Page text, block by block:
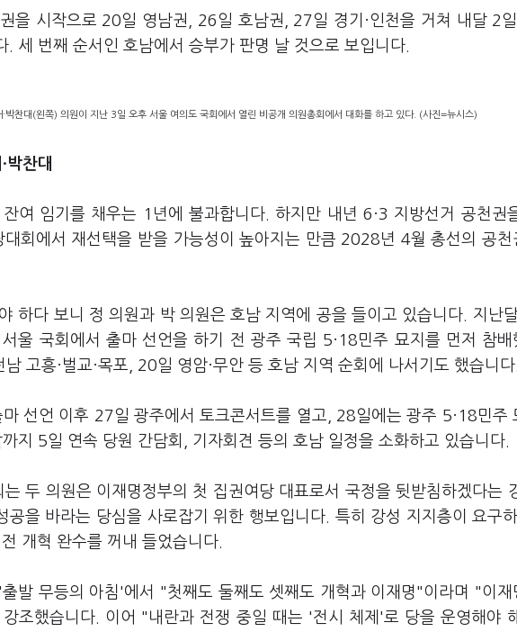
을 시작으로 20일 영남권, 26일 호남권, 27일 경기·인천을 거쳐 내달 2
. 세 번째 순서인 호남에서 승부가 판명 날 것으로 보입니다.
박찬대(왼쪽) 의원이 지난 3일 오후 서울 여의도 국회에서 열린 비공개 의원총회에서 대화를 하고 있다. (사진=뉴시스)
찬대
여 임기를 채우는 1년에 불과합니다. 하지만 내년 6·3 지방선거 공천권
대회에서 재선택을 받을 가능성이 높아지는 만큼 2028년 4월 총선의 공천
하다 보니 정 의원과 박 의원은 호남 지역에 공을 들이고 있습니다. 지난
울 국회에서 출마 선언을 하기 전 광주 국립 5·18민주 묘지를 먼저 참배
고흥·벌교·목포, 20일 영암·무안 등 호남 지역 순회에 나서기도 했습니
선언 이후 27일 광주에서 토크콘서트를 열고, 28일에는 광주 5·18민주
지 5일 연속 당원 간담회, 기자회견 등의 호남 일정을 소화하고 있습니다.
두 의원은 이재명정부의 첫 집권여당 대표로서 국정을 뒷받침하겠다는
공을 바라는 당심을 사로잡기 위한 행보입니다. 특히 강성 지지층이 요구
개혁 완수를 꺼내 들었습니다.
발 무등의 아침'에서 "첫째도 둘째도 셋째도 개혁과 이재명"이라며 "이재
조했습니다. 이어 "내란과 전쟁 중일 때는 '전시 체제'로 당을 운영해야